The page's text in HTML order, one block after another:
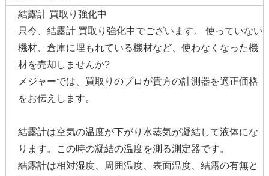
結露計 買取り強化中
只今、結露計 買取り強化中でございます。 使っていない
機材、倉庫に埋もれている機材など、使わなくなった機
材を売却しませんか?
メジャーでは、買取りのプロが貴方の計測器を適正価格
をお伝えします。
結露計は空気の温度が下がり水蒸気が凝結して液体にな
ります。この時の凝結の温度を測る測定器です。
結露計は相対湿度、周囲温度、表面温度、結露の有無と